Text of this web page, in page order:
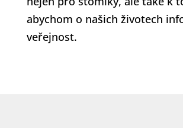
abychom o našich životech
veřejnost.